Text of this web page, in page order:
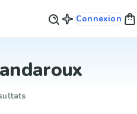
Connexion